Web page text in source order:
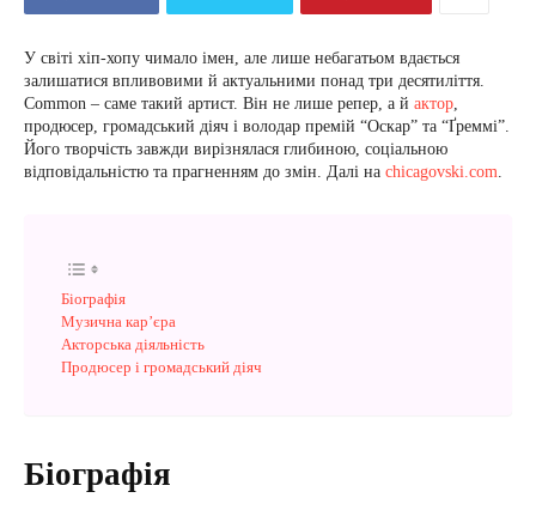
У світі хіп-хопу чимало імен, але лише небагатьом вдається
залишатися впливовими й актуальними понад три десятиліття.
Common – саме такий артист. Він не лише репер, а й актор,
продюсер, громадський діяч і володар премій “Оскар” та “Ґреммі”.
Його творчість завжди вирізнялася глибиною, соціальною
відповідальністю та прагненням до змін. Далі на chicagovski.com.
Біографія
Музична карʼєра
Акторська діяльність
Продюсер і громадський діяч
Біографія